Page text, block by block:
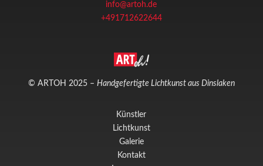
info@artoh.de
+491712622644
© ARTOH 2025 – Handgefertigte Lichtkunst aus Dinslaken
Künstler
Lichtkunst
Galerie
Kontakt